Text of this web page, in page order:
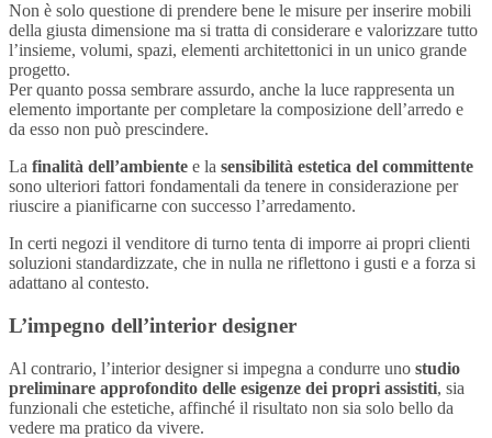
Non è solo questione di prendere bene le misure per inserire mobili
della giusta dimensione ma si tratta di considerare e valorizzare tutto
l’insieme, volumi, spazi, elementi architettonici in un unico grande
progetto.
Per quanto possa sembrare assurdo, anche la luce rappresenta un
elemento importante per completare la composizione dell’arredo e
da esso non può prescindere.
La finalità dell’ambiente e la sensibilità estetica del committente
sono ulteriori fattori fondamentali da tenere in considerazione per
riuscire a pianificarne con successo l’arredamento.
In certi negozi il venditore di turno tenta di imporre ai propri clienti
soluzioni standardizzate, che in nulla ne riflettono i gusti e a forza si
adattano al contesto.
L’impegno dell’interior designer
Al contrario, l’interior designer si impegna a condurre uno studio
preliminare approfondito delle esigenze dei propri assistiti, sia
funzionali che estetiche, affinché il risultato non sia solo bello da
vedere ma pratico da vivere.